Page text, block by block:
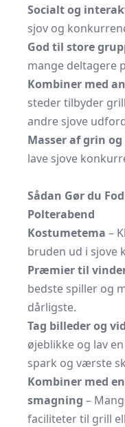
Socialt og
sjov og
God til store
mange deltagere
Kombiner med
steder tilbyder
andre sjove
Masser af grin
lave sjove
Sådan Gør du
Polterabend
Kostumetema –
bruden ud i sjove
Præmier til
bedste spiller og
dårligste.
Tag billeder og
øjeblikke og lav
spark og værste
Kombiner med
smagning –
faciliteter til grill